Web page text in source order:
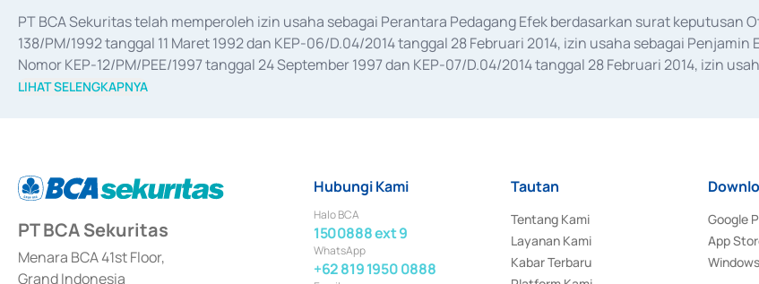
PT BCA Sekuritas telah memperoleh izin usaha sebagai Perantara Pedagang Efek berdasarkan surat keputusan
138/PM/1992 tanggal 11 Maret 1992 dan KEP-06/D.04/2014 tanggal 28 Februari 2014, izin usaha sebagai
Nomor KEP-12/PM/PEE/1997 tanggal 24 September 1997 dan KEP-07/D.04/2014 tanggal 28 Februari 2014, izin
merger, akuisisi, divestasi, dan
LIHAT SELENGKAPNYA
PT BCA Sekuritas
Menara BCA 41st Floor,
Grand Indonesia
Hubungi Kami
Halo BCA
1500888 ext 9
WhatsApp
+62 819 1950 0888
Tautan
Tentang Kami
Layanan Kami
Kabar Terbaru
Google
App